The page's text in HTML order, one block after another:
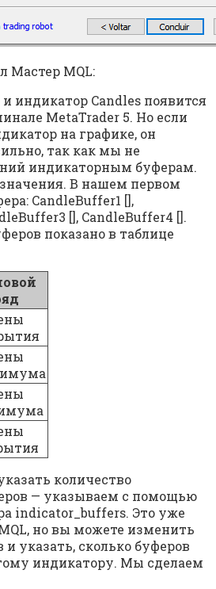
Мастер MQL:
индикатор Candles появится
MetaTrader 5. Но если
на графике, он
так как мы не
индикаторным буферам.
В нашем первом
CandleBuffer1 [],
[], CandleBuffer4 [].
показано в таблице
количество
— указываем с помощью
indicator_buffers. Это уже
но вы можете изменить
и указать, сколько буферов
индикатору. Мы сделаем